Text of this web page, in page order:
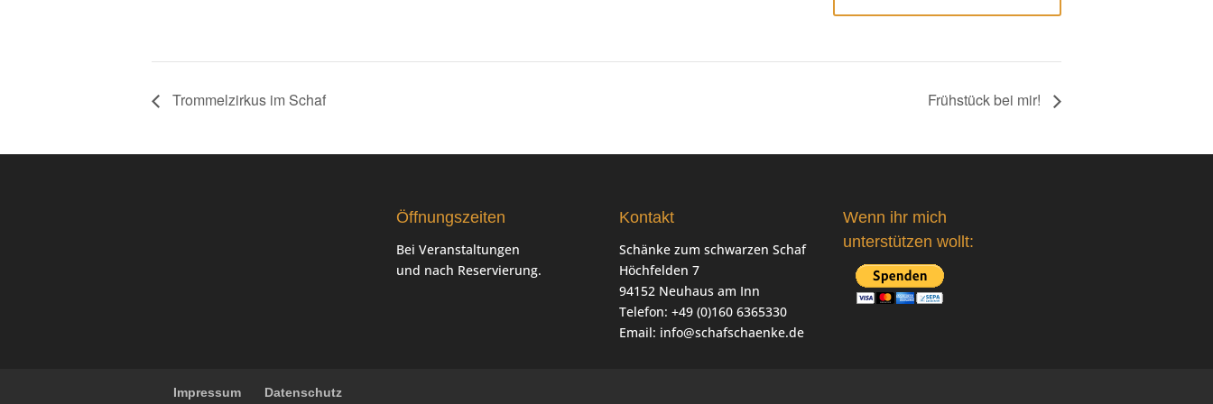
Trommelzirkus im Schaf Frühstück bei mir!
Öffnungszeiten
Bei Veranstaltungen
und nach Reservierung.
Kontakt
Schänke zum schwarzen Schaf
Höchfelden 7
94152 Neuhaus am Inn
Telefon: +49 (0)160 6365330
Email: info@schafschaenke.de
Wenn ihr mich
unterstützen wollt:
Impressum Datenschutz